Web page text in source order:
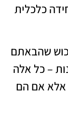
כלכלית
שהבאתם
– כל אלה
אלא אם הם